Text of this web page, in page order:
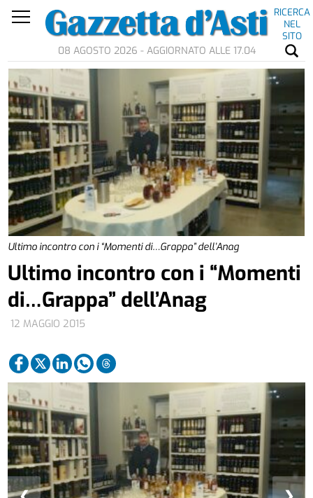
RICERCA
NEL
SITO
08 AGOSTO 2026 - AGGIORNATO ALLE 17.04
Ultimo incontro con i “Momenti di…Grappa” dell’Anag
12 MAGGIO 2015
Ultimo incontro con i “Momenti
di…Grappa” dell’Anag